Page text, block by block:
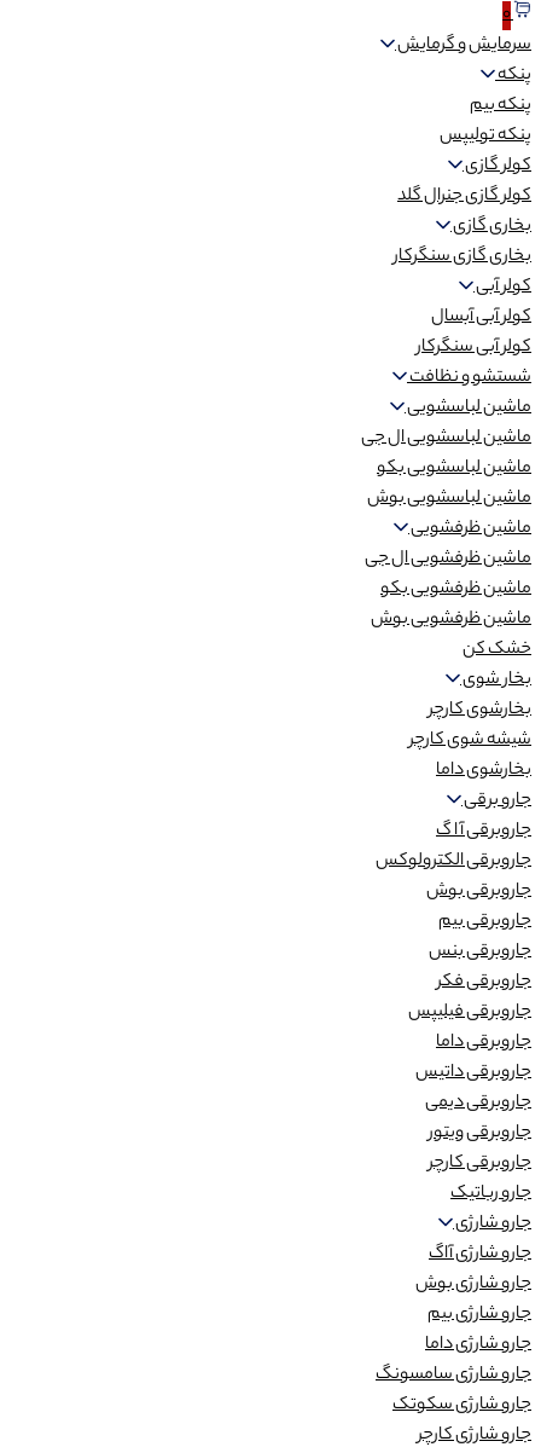
0
سرمایش و گرمایش
پنکه
پنکه بیم
پنکه تولیپس
کولر گازی
کولر گازی جنرال گلد
بخاری گازی
بخاری گازی سنگرکار
کولر آبی
کولر آبی آبسال
کولر آبی سنگرکار
شستشو و نظافت
ماشین لباسشویی
ماشین لباسشویی ال جی
ماشین لباسشویی بکو
ماشین لباسشویی بوش
ماشین ظرفشویی
ماشین ظرفشویی ال جی
ماشین ظرفشویی بکو
ماشین ظرفشویی بوش
خشک کن
بخار شوی
بخارشوی کارچر
شیشه شوی کارچر
بخارشوی داما
جارو برقی
جاروبرقی آ ا گ
جاروبرقی الکترولوکس
جاروبرقی بوش
جاروبرقی بیم
جاروبرقی بنس
جاروبرقی فکر
جاروبرقی فیلیپس
جاروبرقی داما
جاروبرقی داتیس
جاروبرقی دیمی
جاروبرقی ویتور
جاروبرقی کارچر
جارو رباتیک
جارو شارژی
جارو شارژی آاگ
جارو شارژی بوش
جارو شارژی بیم
جارو شارژی داما
جارو شارژی سامسونگ
جارو شارژی سکوتک
جارو شارژی کارچر